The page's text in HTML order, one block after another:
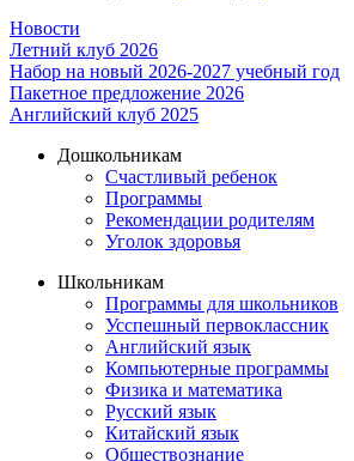
Новости
Летний клуб 2026
Набор на новый 2026-2027 учебный год
Пакетное предложение 2026
Английский клуб 2025
Дошкольникам
Счастливый ребенок
Программы
Рекомендации родителям
Уголок здоровья
Школьникам
Программы для школьников
Усспешный первоклассник
Английский язык
Компьютерные программы
Физика и математика
Русский язык
Китайский язык
Обществознание